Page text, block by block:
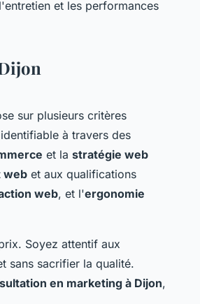
et les performances
sur plusieurs critères
à travers des
et la stratégie web
web et aux qualifications
web, et l'ergonomie
Soyez attentif aux
sans sacrifier la qualité.
en marketing à Dijon,